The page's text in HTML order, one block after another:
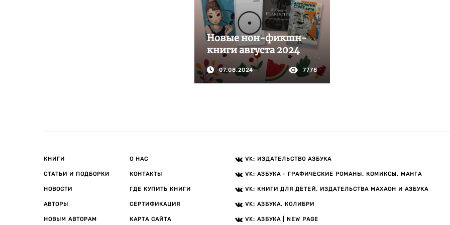
Новые нон-фикшн-
книги августа 2024
07.08.2024 7778
КНИГИ
СТАТЬИ И ПОДБОРКИ
НОВОСТИ
АВТОРЫ
НОВЫМ АВТОРАМ
О НАС
КОНТАКТЫ
ГДЕ КУПИТЬ КНИГИ
СЕРТИФИКАЦИЯ
КАРТА САЙТА
VK: ИЗДАТЕЛЬСТВО АЗБУКА
VK: АЗБУКА - ГРАФИЧЕСКИЕ РОМАНЫ. КОМИКСЫ. МАНГА
VK: КНИГИ ДЛЯ ДЕТЕЙ. ИЗДАТЕЛЬСТВА МАХАОН И АЗБУКА
VK: АЗБУКА. КОЛИБРИ
VK: АЗБУКА | NEW PAGE